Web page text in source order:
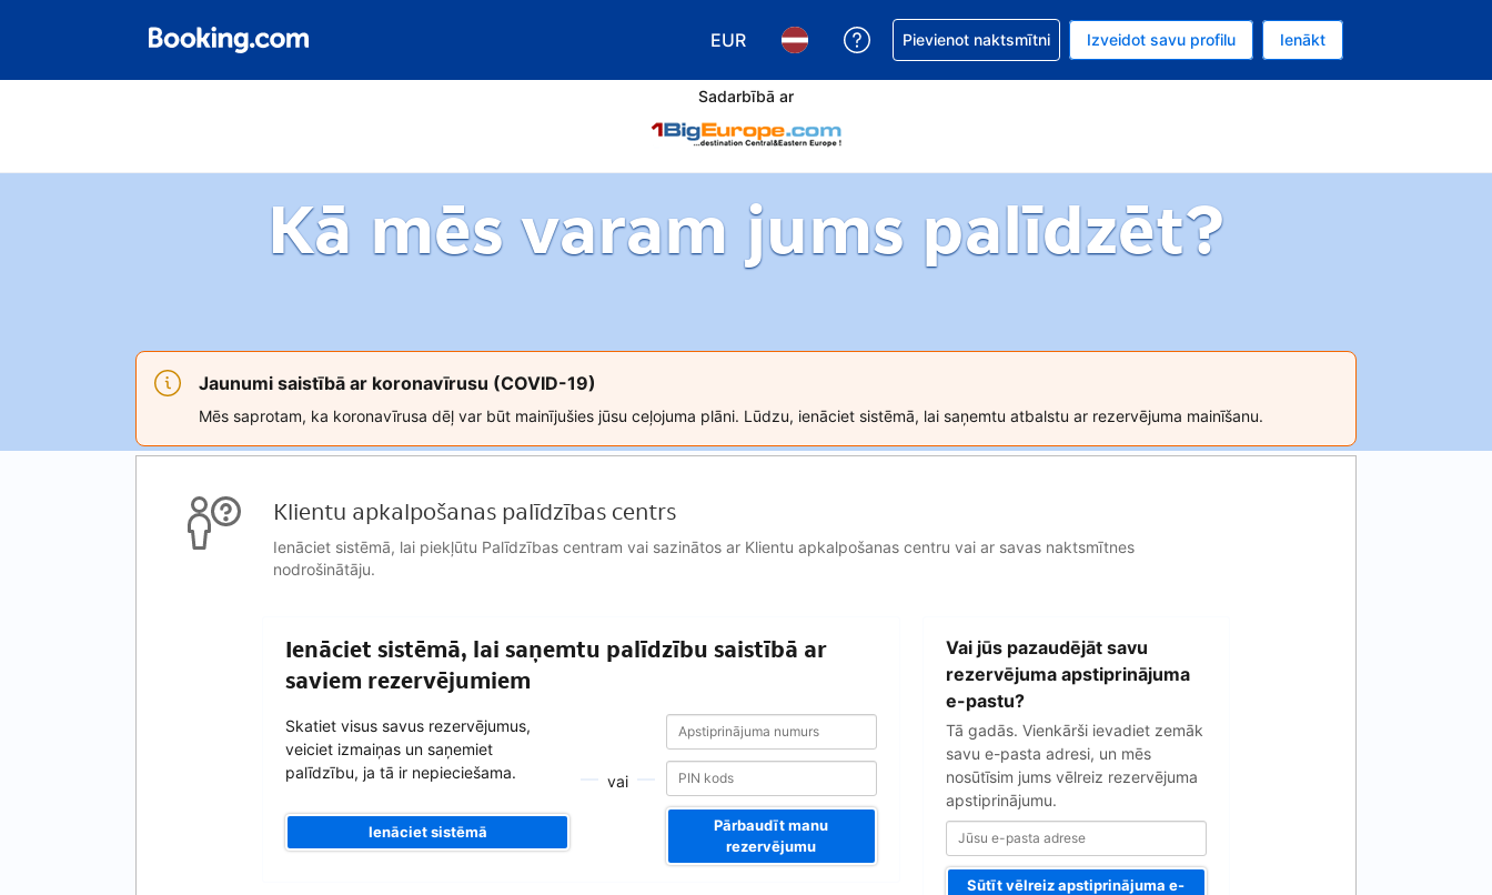
EUR
Izvēlēties valūtu. Jūsu pašreizējā valūta ir Eiro.
Izvēlēties valodu. Jūsu pašreizējā valoda ir Latviski.
Saņemiet palīdzību saistībā ar savu rezervējumu.
Pievienot naktsmītni Izveidot savu profilu Ienākt
Sadarbībā ar
Kā mēs varam jums palīdzēt?
Jaunumi saistībā ar koronavīrusu (COVID-19)
Mēs saprotam, ka koronavīrusa dēļ var būt mainījušies jūsu ceļojuma plāni. Lūdzu, ienāciet sistēmā, lai saņemtu atbalstu ar rezervējuma mainīšanu.
Klientu apkalpošanas palīdzības centrs
Ienāciet sistēmā, lai piekļūtu Palīdzības centram vai sazinātos ar Klientu apkalpošanas centru vai ar savas naktsmītnes
nodrošinātāju.
Ienāciet sistēmā, lai saņemtu palīdzību saistībā ar
saviem rezervējumiem
Skatiet visus savus rezervējumus,
veiciet izmaiņas un saņemiet
palīdzību, ja tā ir nepieciešama.
Ienāciet sistēmā
vai
Apstiprinājuma
numurs
Apstiprinājuma
numurs
Pārbaudīt manu
rezervējumu
Vai jūs pazaudējāt savu
rezervējuma apstiprinājuma
e-pastu?
Tā gadās. Vienkārši ievadiet zemāk
savu e-pasta adresi, un mēs
nosūtīsim jums vēlreiz rezervējuma
apstiprinājumu.
pasta
adrese
Sūtīt vēlreiz apstiprinājuma e-